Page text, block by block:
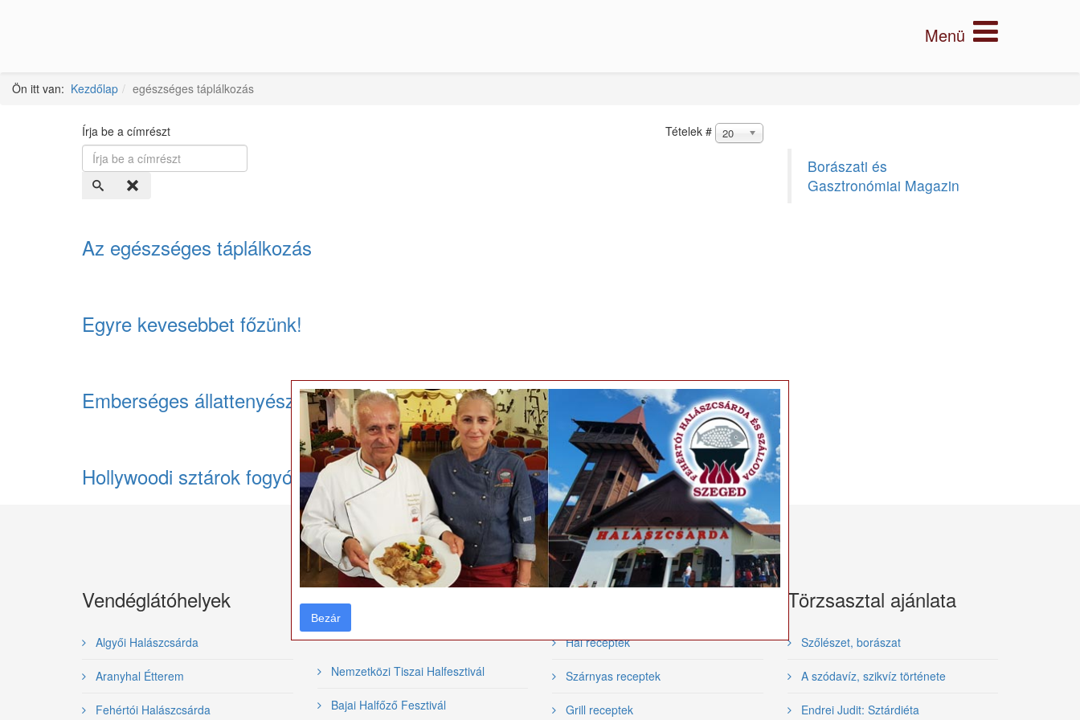
Ön itt van: Kezdőlap egészséges táplálkozás
Írja be a címrészt Tételek # 20
Az egészséges táplálkozás
Egyre kevesebbet főzünk!
Emberséges állattenyésztés, egészséges táplálkozás
Hollywoodi sztárok fogyókúrája 2.
Borászati és
Gasztronómiai Magazin
Vendéglátóhelyek
Algyői Halászcsárda
Aranyhal Étterem
Fehértói Halászcsárda
Gasztronómiai
rendezvények
Nemzetközi Tiszai Halfesztivál
Bajai Halfőző Fesztivál
Hal receptek
Szárnyas receptek
Grill receptek
Törzsasztal ajánlata
Szőlészet, borászat
A szódavíz, szikvíz története
Endrei Judit: Sztárdiéta
×
Bezár
Bezár